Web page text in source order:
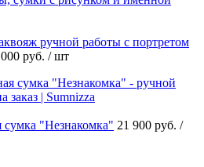
ручной работы с портретом
руб. / шт
сумка "Незнакомка" 21 900 руб. /